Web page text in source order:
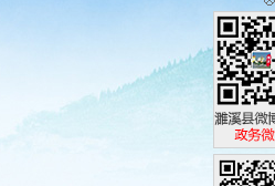
濉溪县政
政务微博